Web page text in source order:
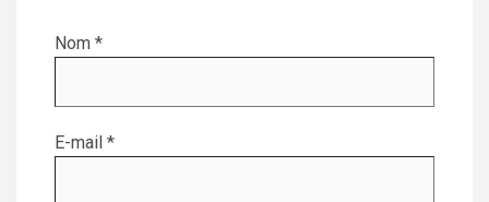
Nom *
E-mail *